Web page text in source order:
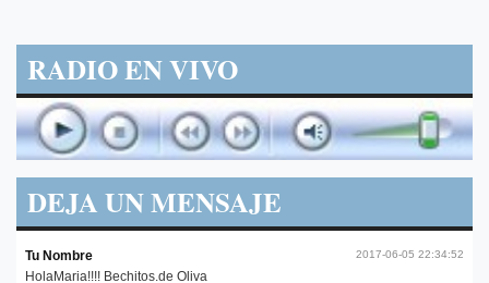
RADIO EN VIVO
DEJA UN MENSAJE